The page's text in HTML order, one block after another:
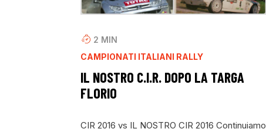
2 MIN
CAMPIONATI ITALIANI RALLY
IL NOSTRO C.I.R. DOPO LA TARGA
FLORIO
CIR 2016 vs IL NOSTRO CIR 2016 Continuiamo